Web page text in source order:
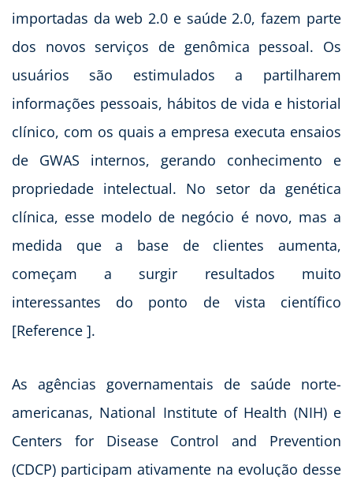
importadas da web 2.0 e saúde 2.0, fazem parte
dos novos serviços de genômica pessoal. Os
usuários são estimulados a partilharem
informações pessoais, hábitos de vida e historial
clínico, com os quais a empresa executa ensaios
de GWAS internos, gerando conhecimento e
propriedade intelectual. No setor da genética
clínica, esse modelo de negócio é novo, mas a
medida que a base de clientes aumenta,
começam a surgir resultados muito
interessantes do ponto de vista científico
[Reference ].
As agências governamentais de saúde norte-
americanas, National Institute of Health (NIH) e
Centers for Disease Control and Prevention
(CDCP) participam ativamente na evolução desse